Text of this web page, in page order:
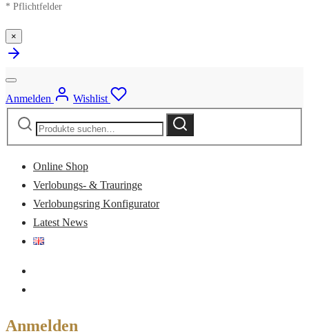
* Pflichtfelder
×
Anmelden
Wishlist
Suche
Suche
Online Shop
Verlobungs- & Trauringe
Verlobungsring Konfigurator
Latest News
Anmelden